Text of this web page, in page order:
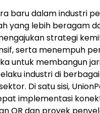
baru dalam industri
yang lebih beragam
strategi
serta menempuh
untuk membangun
industri di
Di satu sisi,
implementasi